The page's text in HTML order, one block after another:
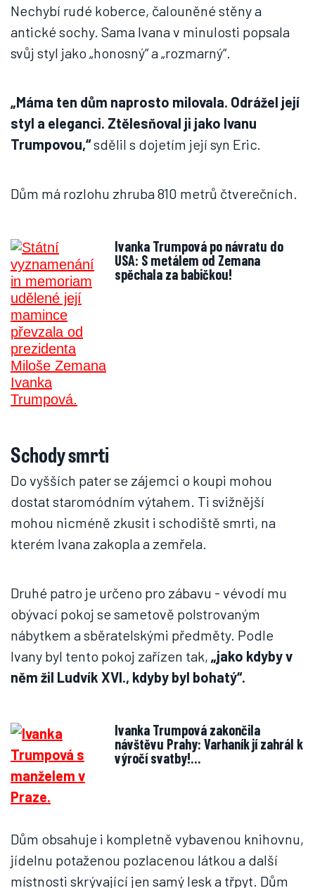
Nechybí rudé koberce, čalouněné stěny a
antické sochy. Sama Ivana v minulosti popsala
svůj styl jako „honosný“ a „rozmarný“.
„Máma ten dům naprosto milovala. Odrážel její
styl a eleganci. Ztělesňoval ji jako Ivanu
Trumpovou,“sdělil s dojetím její syn Eric.
Dům má rozlohu zhruba 810 metrů čtverečních.
Ivanka Trumpová po návratu do
USA: S metálem od Zemana
spěchala za babičkou!
Schody smrti
Do vyšších pater se zájemci o koupi mohou
dostat staromódním výtahem. Ti svižnější
mohou nicméně zkusit i schodiště smrti, na
kterém Ivana zakopla a zemřela.
Druhé patro je určeno pro zábavu - vévodí mu
obývací pokoj se sametově polstrovaným
nábytkem a sběratelskými předměty. Podle
Ivany byl tento pokoj zařízen tak, „jako kdyby v
něm žil Ludvík XVI., kdyby byl bohatý“.
Ivanka Trumpová zakončila
návštěvu Prahy: Varhaník jí zahrál k
výročí svatby!…
Dům obsahuje i kompletně vybavenou knihovnu,
jídelnu potaženou pozlacenou látkou a další
místnosti skrývající jen samý lesk a třpyt. Dům